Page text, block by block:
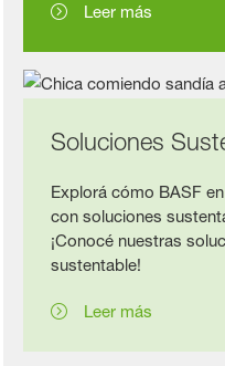
Leer más
Soluciones
Explorá cómo BASF
con soluciones
¡Conocé nuestras
sustentable!
Leer más